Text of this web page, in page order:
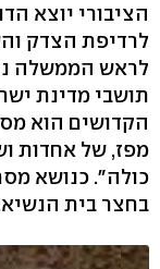
הציבורי יוצא
לרדיפת הצדק
לראש הממשלה
תושבי מדינת
הקדושים הוא
מפז, של אחדות
כולה". כנושא
בחצר בית